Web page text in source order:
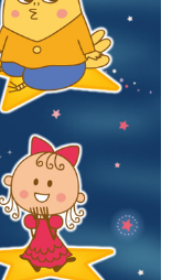
ル5F